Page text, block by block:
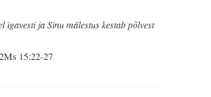
igavesti ja Sinu mälestus kestab põlvest
15:22-27